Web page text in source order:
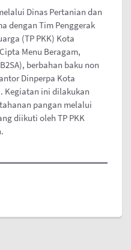
Dinas Pertanian dan
dengan Tim Penggerak
(TP PKK) Kota
Menu Beragam,
berbahan baku non
Dinperpa Kota
Kegiatan ini dilakukan
pangan melalui
diikuti oleh TP PKK